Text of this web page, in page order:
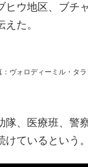
ヒウ地区、ブチ
た。
ヴォロディーミル・タ
隊、医療班、警
ているという。